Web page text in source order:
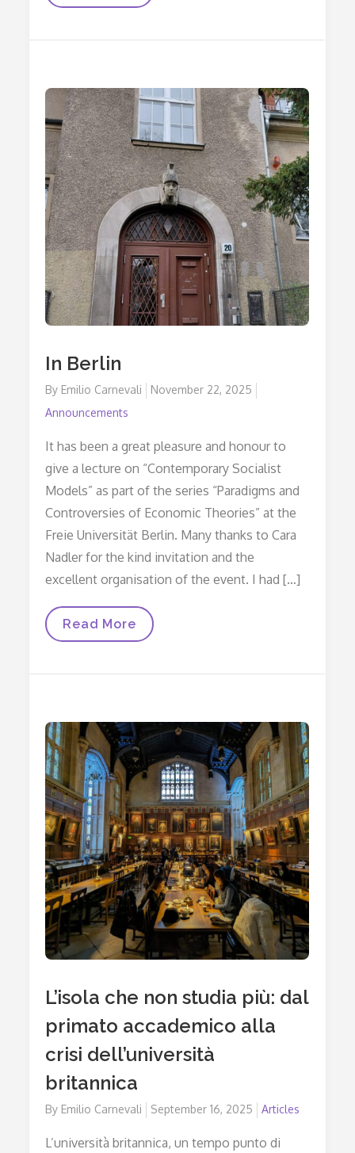
Socialismo
A
Torte
In Berlin
By Emilio Carnevali
Posted
November 22, 2025
Announcements
It has been a great pleasure and honour to
give a lecture on “Contemporary Socialist
Models” as part of the series “Paradigms and
Controversies of Economic Theories” at the
Freie Universität Berlin. Many thanks to Cara
Nadler for the kind invitation and the
excellent organisation of the event. I had […]
In
Berlin
Read More
L’isola che non studia più: dal
primato accademico alla
crisi dell’università
britannica
By Emilio Carnevali
Posted
September 16, 2025 Articles
L’università britannica, un tempo punto di